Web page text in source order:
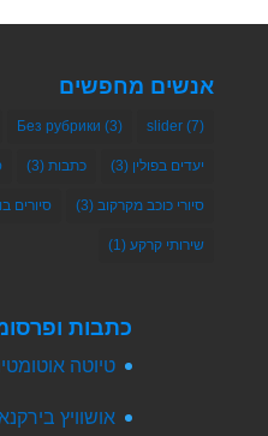
אנשים מחפשים
slider (7)
Без рубрики (3)
יעדים בפולין (3) כתבות(3)
סיורי כוכב מקרקוב(3) סיורים
שירותי קרקע(1)
כתבות
טיוטה
אושוויץ